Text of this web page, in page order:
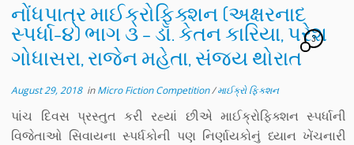
નોંધપાત્ર માઈક્રોફિક્શન (અક્ષરનાદ
સ્પર્ધા-૪) ભાગ ૩ – ડૉ. કેતન કારિયા, પરેશ
ગોધાસરા, રાજેન મહેતા, સંજય થોરાત
3
August 29, 2018inMicro Fiction Competition/માઈક્રો ફિક્શન
પાંચ દિવસ પ્રસ્તુત કરી રહ્યાં છીએ માઈક્રોફિક્શન સ્પર્ધાની
વિજેતાઓ સિવાયના સ્પર્ધકોની પણ નિર્ણાયકોનું ધ્યાન ખેંચનારી